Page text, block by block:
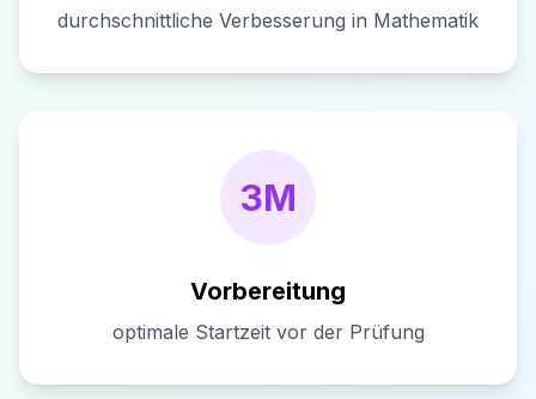
durchschnittliche Verbesserung in Mathematik
3M
Vorbereitung
optimale Startzeit vor der Prüfung